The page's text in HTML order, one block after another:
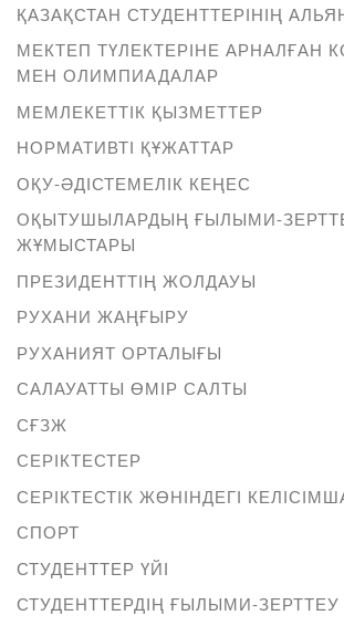
ҚАЗАҚСТАН СТУДЕНТТЕРІНІҢ
МЕКТЕП ТҮЛЕКТЕРІНЕ АРНАЛҒАН
МЕН ОЛИМПИАДАЛАР
МЕМЛЕКЕТТІК ҚЫЗМЕТТЕР
НОРМАТИВТІ ҚҰЖАТТАР
ОҚУ-ӘДІСТЕМЕЛІК КЕҢЕС
ОҚЫТУШЫЛАРДЫҢ ҒЫЛЫМИ-
ЖҰМЫСТАРЫ
ПРЕЗИДЕНТТІҢ ЖОЛДАУЫ
РУХАНИ ЖАҢҒЫРУ
РУХАНИЯТ ОРТАЛЫҒЫ
САЛАУАТТЫ ӨМІР САЛТЫ
СҒЗЖ
СЕРІКТЕСТЕР
СЕРІКТЕСТІК ЖӨНІНДЕГІ
СПОРТ
СТУДЕНТТЕР ҮЙІ
СТУДЕНТТЕРДІҢ ҒЫЛЫМИ-